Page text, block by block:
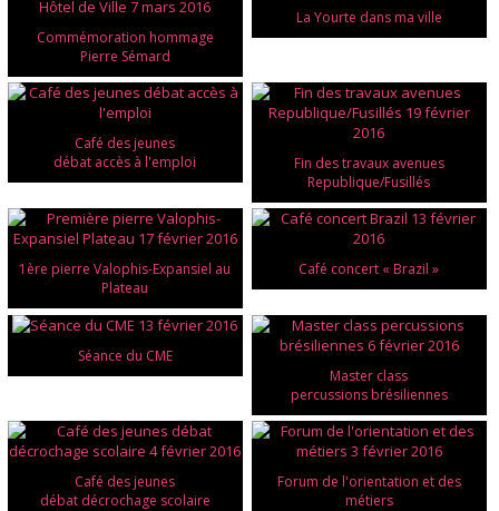
Commémoration hommage
Pierre Sémard
La Yourte dans ma ville
Café des jeunes
débat accès à l'emploi
Fin des travaux avenues
Republique/Fusillés
1ère pierre Valophis-Expansiel au
Plateau
Café concert « Brazil »
Séance du CME
Master class
percussions brésiliennes
Café des jeunes
débat décrochage scolaire
Forum de l'orientation et des
métiers